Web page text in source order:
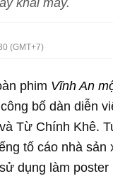
(GMT+7)
phim Vĩnh An
bố dàn diễn
Từ Chính Khê.
tố cáo nhà sản
dụng làm poster